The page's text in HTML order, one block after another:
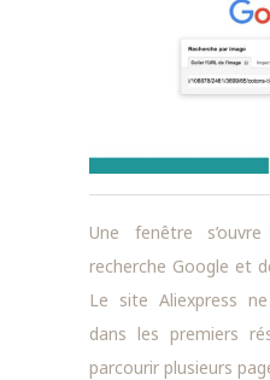
Une fenêtre
recherche Google et
Le site Aliexpress
dans les premiers
parcourir plusieurs